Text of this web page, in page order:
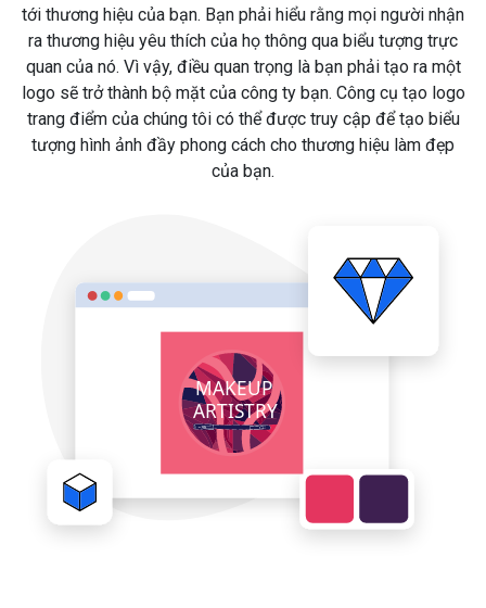
tới thương hiệu của bạn. Bạn phải hiểu rằng mọi người nhận
ra thương hiệu yêu thích của họ thông qua biểu tượng trực
quan của nó. Vì vậy, điều quan trọng là bạn phải tạo ra một
logo sẽ trở thành bộ mặt của công ty bạn. Công cụ tạo logo
trang điểm của chúng tôi có thể được truy cập để tạo biểu
tượng hình ảnh đầy phong cách cho thương hiệu làm đẹp
của bạn.